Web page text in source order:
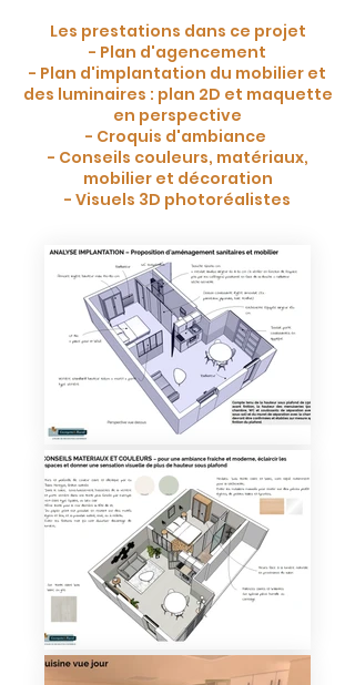
Les prestations dans ce projet
- Plan d'agencement
- Plan d'implantation du mobilier et
des luminaires : plan 2D et maquette
en perspective
- Croquis d'ambiance
- Conseils couleurs, matériaux,
mobilier et décoration
- Visuels 3D photoréalistes